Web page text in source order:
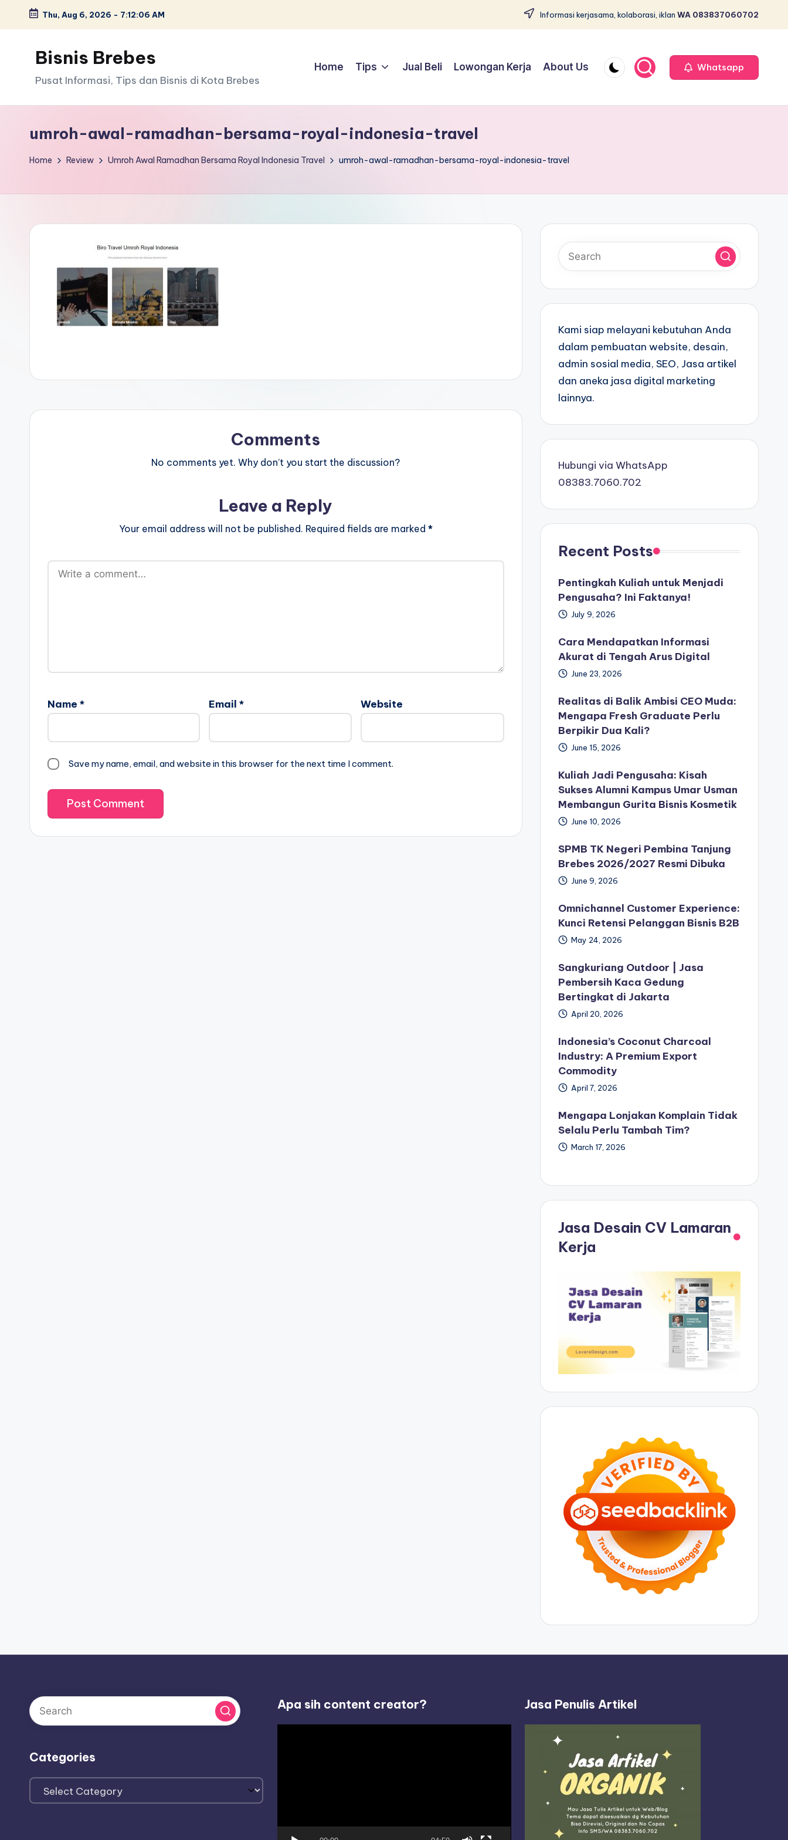
Skip
content
Thu, Aug 6, 2026 - 7:12:07 AM Informasi kerjasama, kolaborasi, iklan WA 083837060702
Bisnis Brebes
Pusat Informasi, Tips dan Bisnis di Kota Brebes
Home Tips Jual Beli Lowongan Kerja About Us Whatsapp
umroh-awal-ramadhan-bersama-royal-indonesia-travel
Home Review Umroh Awal Ramadhan Bersama Royal Indonesia Travel umroh-awal-ramadhan-bersama-royal-indonesia-travel
Comments
No comments yet. Why don’t you start the discussion?
Leave a Reply
Your email address will not be published. Required fields are marked *
Name * Email * Website
Save my name, email, and website in this browser for the next time I comment.
Kami siap melayani kebutuhan Anda
dalam pembuatan website, desain,
admin sosial media, SEO, Jasa artikel
dan aneka jasa digital marketing
lainnya.
Hubungi via WhatsApp
08383.7060.702
Recent Posts
Pentingkah Kuliah untuk Menjadi
Pengusaha? Ini Faktanya!
July 9, 2026
Cara Mendapatkan Informasi
Akurat di Tengah Arus Digital
June 23, 2026
Realitas di Balik Ambisi CEO Muda:
Mengapa Fresh Graduate Perlu
Berpikir Dua Kali?
June 15, 2026
Kuliah Jadi Pengusaha: Kisah
Sukses Alumni Kampus Umar Usman
Membangun Gurita Bisnis Kosmetik
June 10, 2026
SPMB TK Negeri Pembina Tanjung
Brebes 2026/2027 Resmi Dibuka
June 9, 2026
Omnichannel Customer Experience:
Kunci Retensi Pelanggan Bisnis B2B
May 24, 2026
Sangkuriang Outdoor | Jasa
Pembersih Kaca Gedung
Bertingkat di Jakarta
April 20, 2026
Indonesia’s Coconut Charcoal
Industry: A Premium Export
Commodity
April 7, 2026
Mengapa Lonjakan Komplain Tidak
Selalu Perlu Tambah Tim?
March 17, 2026
Jasa Desain CV Lamaran
Kerja
Categories
Categories
Apa sih content creator? Jasa Penulis Artikel